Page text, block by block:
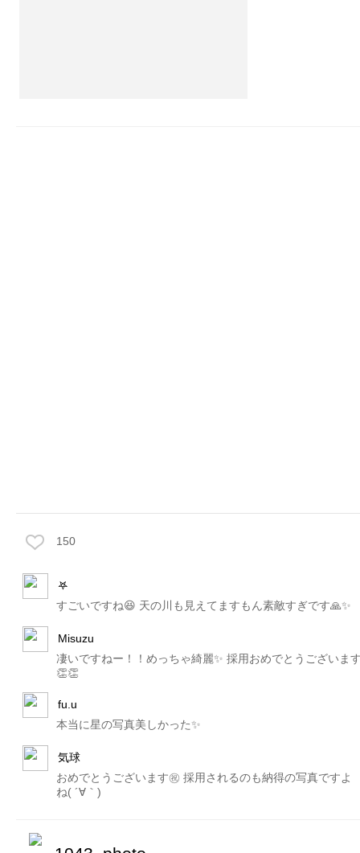
150
𖤐
すごいですね😆 天の川も見えてますもん素敵すぎです🙏✨
Misuzu
凄いですねー！！めっちゃ綺麗✨ 採用おめでとうございま
👏👏
fu.u
本当に星の写真美しかった✨
気球
おめでとうございます㊗️ 採用されるのも納得の写真ですよ
ね( ´∀｀)